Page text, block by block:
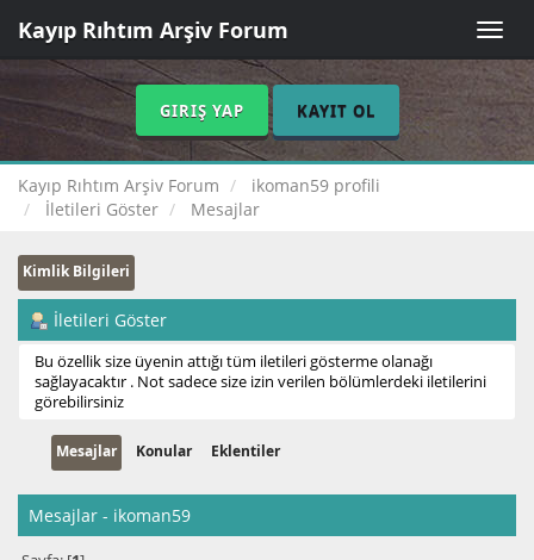
Toggle
Kayıp Rıhtım Arşiv Forum
GIRIŞ YAP KAYIT OL
Kayıp Rıhtım Arşiv Forum
ikoman59 profili
İletileri Göster
Mesajlar
Kimlik Bilgileri
İletileri Göster
Bu özellik size üyenin attığı tüm iletileri gösterme olanağı
sağlayacaktır . Not sadece size izin verilen bölümlerdeki iletilerini
görebilirsiniz
Mesajlar Konular Eklentiler
Mesajlar - ikoman59